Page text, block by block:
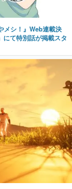
メシ！』Web連載決
にて特別話が掲載スタ